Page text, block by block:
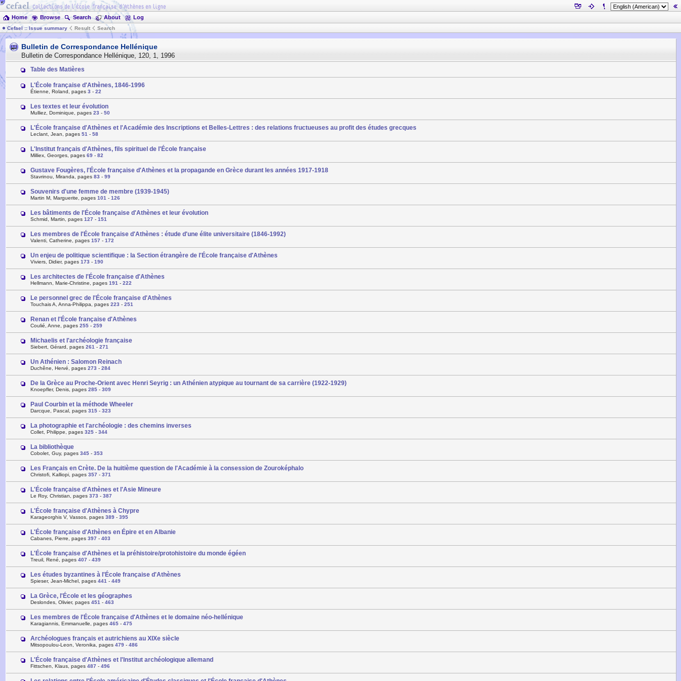
Home Browse Search About Log
Cefael :: Issue summary Result Search
Bulletin de Correspondance Hellénique
Bulletin de Correspondance Hellénique, 120, 1, 1996
Table des Matières
L'École française d'Athènes, 1846-1996
Étienne, Roland, pages 3 - 22
Les textes et leur évolution
Mulliez, Dominique, pages 23 - 50
L'École française d'Athènes et l'Académie des Inscriptions et Belles-Lettres : des relations fructueuses au profit des études grecques
Leclant, Jean, pages 51 - 58
L'Institut français d'Athènes, fils spirituel de l'École française
Milliex, Georges, pages 69 - 82
Gustave Fougères, l'École française d'Athènes et la propagande en Grèce durant les années 1917-1918
Stavrinou, Miranda, pages 83 - 99
Souvenirs d'une femme de membre (1939-1945)
Martin M, Marguerite, pages 101 - 126
Les bâtiments de l'École française d'Athènes et leur évolution
Schmid, Martin, pages 127 - 151
Les membres de l'École française d'Athènes : étude d'une élite universitaire (1846-1992)
Valenti, Catherine, pages 157 - 172
Un enjeu de politique scientifique : la Section étrangère de l'École française d'Athènes
Viviers, Didier, pages 173 - 190
Les architectes de l'École française d'Athènes
Hellmann, Marie-Christine, pages 191 - 222
Le personnel grec de l'École française d'Athènes
Touchais A, Anna-Philippa, pages 223 - 251
Renan et l'École française d'Athènes
Coulié, Anne, pages 255 - 259
Michaelis et l'archéologie française
Siebert, Gérard, pages 261 - 271
Un Athénien : Salomon Reinach
Duchêne, Hervé, pages 273 - 284
De la Grèce au Proche-Orient avec Henri Seyrig : un Athénien atypique au tournant de sa carrière (1922-1929)
Knoepfler, Denis, pages 285 - 309
Paul Courbin et la méthode Wheeler
Darcque, Pascal, pages 315 - 323
La photographie et l'archéologie : des chemins inverses
Collet, Philippe, pages 325 - 344
La bibliothèque
Cobolet, Guy, pages 345 - 353
Les Français en Crète. De la huitième question de l'Académie à la consession de Zouroképhalo
Christofi, Kalliopi, pages 357 - 371
L'École française d'Athènes et l'Asie Mineure
Le Roy, Christian, pages 373 - 387
L'École française d'Athènes à Chypre
Karageorghis V, Vassos, pages 389 - 395
L'École française d'Athènes en Épire et en Albanie
Cabanes, Pierre, pages 397 - 403
L'École française d'Athènes et la préhistoire/protohistoire du monde égéen
Treuil, René, pages 407 - 439
Les études byzantines à l'École française d'Athènes
Spieser, Jean-Michel, pages 441 - 449
La Grèce, l'École et les géographes
Deslondes, Olivier, pages 451 - 463
Les membres de l'École française d'Athènes et le domaine néo-hellénique
Karagiannis, Emmanuelle, pages 465 - 475
Archéologues français et autrichiens au XIXe siècle
Mitsopoulou-Leon, Veronika, pages 479 - 486
L'École française d'Athènes et l'Institut archéologique allemand
Fittschen, Klaus, pages 487 - 496